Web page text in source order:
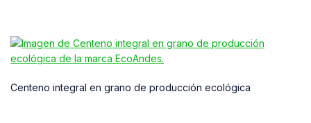
Centeno integral en grano de producción ecológica